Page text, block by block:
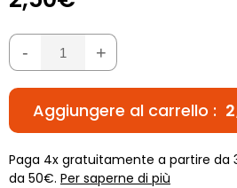
- +
Aggiungere al carrello :
Paga 4x gratuitamente a partire da
da 50€. Per saperne di più